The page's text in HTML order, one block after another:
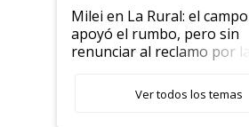
Milei en La Rural: el campo
apoyó el rumbo, pero sin
renunciar al reclamo por las
Ver todos los temas